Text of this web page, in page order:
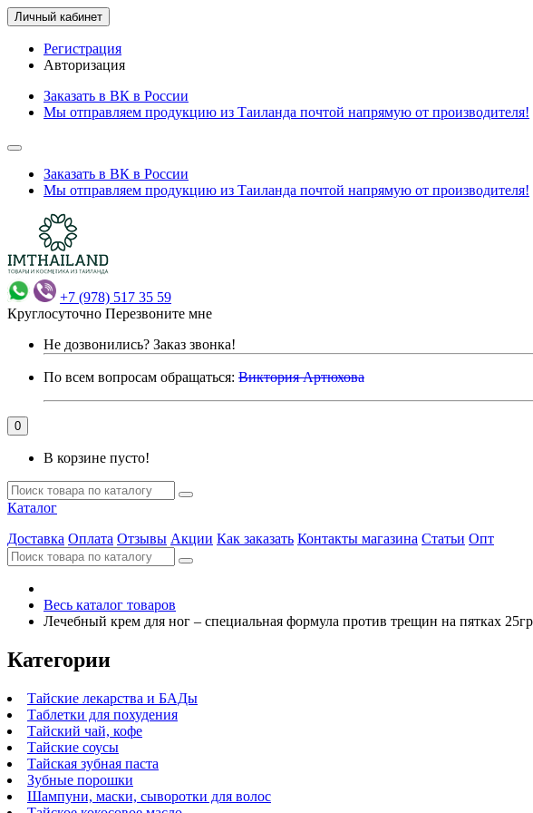
Личный кабинет
Регистрация
Авторизация
Заказать в ВК в России
Мы отправляем продукцию из Таиланда почтой напрямую от производителя!
Заказать в ВК в России
Мы отправляем продукцию из Таиланда почтой напрямую от производителя!
+7 (978) 517 35 59
Круглосуточно Перезвоните мне
Не дозвонились? Заказ звонка!
По всем вопросам обращаться: Виктория Артюхова
0
В корзине пусто!
Каталог
Доставка Оплата Отзывы Акции Как заказать Контакты магазина Статьи Опт
Весь каталог товаров
Лечебный крем для ног – специальная формула против трещин на пятках 25гр
Категории
Тайские лекарства и БАДы
Таблетки для похудения
Тайский чай, кофе
Тайские соусы
Тайская зубная паста
Зубные порошки
Шампуни, маски, сыворотки для волос